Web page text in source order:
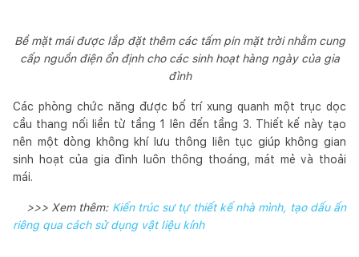
Bề mặt mái được lắp đặt thêm các tấm pin mặt trời nhằm cung
cấp nguồn điện ổn định cho các sinh hoạt hàng ngày của gia
đình
Các phòng chức năng được bố trí xung quanh một trục dọc
cầu thang nối liền từ tầng 1 lên đến tầng 3. Thiết kế này tạo
nên một dòng không khí lưu thông liên tục giúp không gian
sinh hoạt của gia đình luôn thông thoáng, mát mẻ và thoải
mái.
>>> Xem thêm: Kiến trúc sư tự thiết kế nhà mình, tạo dấu ấn
riêng qua cách sử dụng vật liệu kính